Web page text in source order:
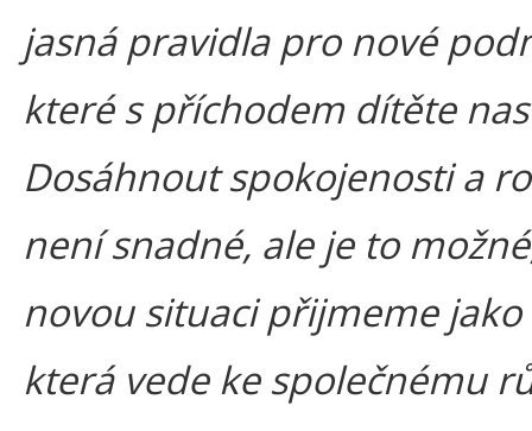
jasná pravidla pro nové
které s příchodem dítěte
Dosáhnout spokojenosti a
není snadné, ale je to
novou situaci přijmeme jako
která vede ke společnému